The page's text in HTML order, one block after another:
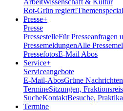
ArbeitWissenschaft & Kultur
Rot-Grün regiert!Themenspecial
Presse+
Presse
PressestelleFür Presseanfragen
PressemeldungenAlle
PressefotosE-Mail Abos
Service+
Serviceangebote
E-Mail-AbosGrüne
TermineSitzungen,
SucheKontaktBesuche,
Termine